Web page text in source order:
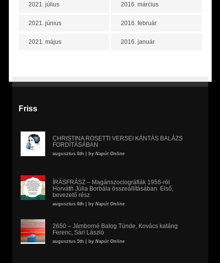
2021. július
2021. június
2021. május
2016. március
2016. február
2016. január
Friss
CHRISTINA ROSETTI VERSEI KÁNTÁS BALÁZS
FORDÍTÁSÁBAN
augusztus 6th | by Napút Online
ÍRÁSFRÁSZ – Magánszociográfiák 1956-ról
Horváth Júlia Borbála összeállításában. Első,
bevezető rész
augusztus 6th | by Napút Online
2650 – Jámborné Balog Tünde, Kovács katáng
Ferenc, Sári László
augusztus 5th | by Napút Online